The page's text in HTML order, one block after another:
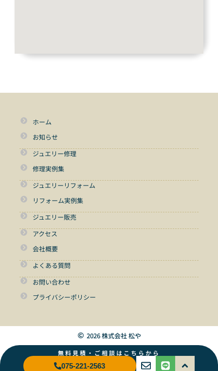
ホーム
お知らせ
ジュエリー修理
修理実例集
ジュエリーリフォーム
リフォーム実例集
ジュエリー販売
アクセス
会社概要
よくある質問
お問い合わせ
プライバシーポリシー
2026 株式会社 松や
無料見積・ご相談はこちらから
075-221-2563